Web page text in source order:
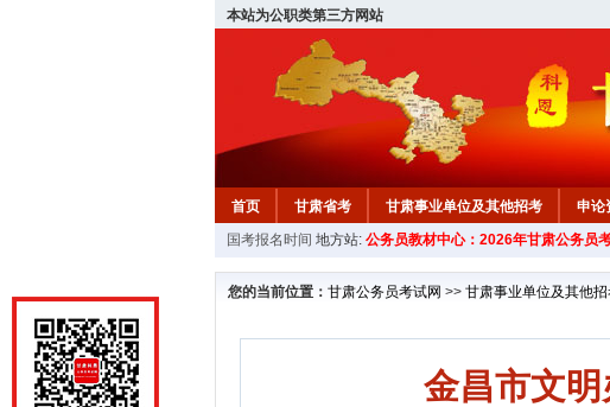
本站为公职类第三方网站
首页 甘肃省考 甘肃事业单位及其他招考 申论
国考报名时间 地方站: 公务员教材中心：2026年甘肃公务员
您的当前位置： 甘肃公务员考试网 >> 甘肃事业单位及其他
金昌市文